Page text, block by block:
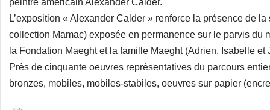
peintre américain Alexander Calder.
L’exposition « Alexander Calder » renforce la présence de
collection Mamac) exposée en permanence sur le parvis du
la Fondation Maeght et la famille Maeght (Adrien, Isabelle et
Près de cinquante oeuvres représentatives du parcours
bronzes, mobiles, mobiles-stabiles, oeuvres sur papier